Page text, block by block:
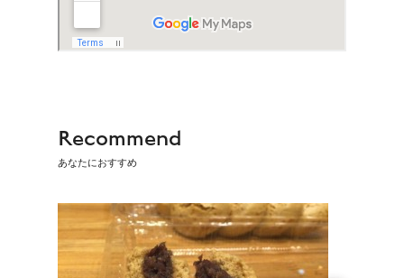
Recommend
あなたにおすすめ